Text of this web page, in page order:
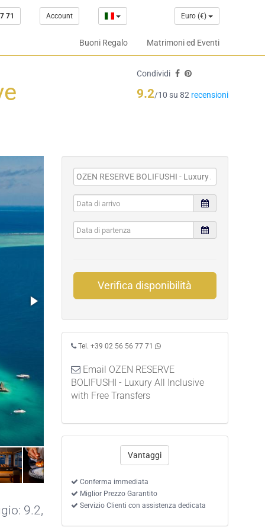
71 Account Euro (€)
Buoni Regalo Matrimoni ed Eventi
Condividi
9.2/10 su 82 recensioni
Verifica disponibilità
Tel. +39 02 56 56 77 71
Email OZEN RESERVE
BOLIFUSHI - Luxury All Inclusive
with Free Transfers
Vantaggi
Conferma immediata
Miglior Prezzo Garantito
Servizio Clienti con assistenza dedicata
9.2,